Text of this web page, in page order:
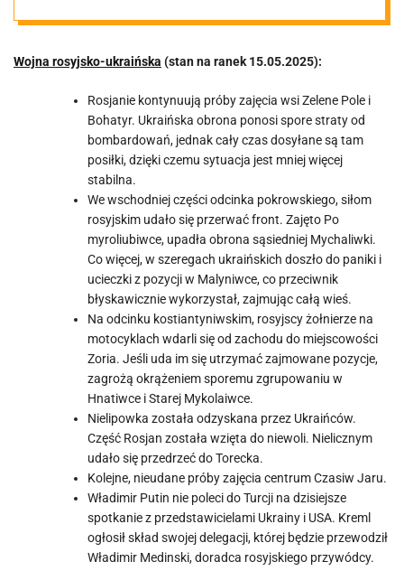
15.05.2025
Wojna rosyjsko-ukraińska (stan na ranek 15.05.2025):
Rosjanie kontynuują próby zajęcia wsi Zelene Pole i
Bohatyr. Ukraińska obrona ponosi spore straty od
bombardowań, jednak cały czas dosyłane są tam
posiłki, dzięki czemu sytuacja jest mniej więcej
stabilna.
We wschodniej części odcinka pokrowskiego, siłom
rosyjskim udało się przerwać front. Zajęto Po
myroliubiwce, upadła obrona sąsiedniej Mychaliwki.
Co więcej, w szeregach ukraińskich doszło do paniki i
ucieczki z pozycji w Malyniwce, co przeciwnik
błyskawicznie wykorzystał, zajmując całą wieś.
Na odcinku kostiantyniwskim, rosyjscy żołnierze na
motocyklach wdarli się od zachodu do miejscowości
Zoria. Jeśli uda im się utrzymać zajmowane pozycje,
zagrożą okrążeniem sporemu zgrupowaniu w
Hnatiwce i Starej Mykolaiwce.
Nielipowka została odzyskana przez Ukraińców.
Część Rosjan została wzięta do niewoli. Nielicznym
udało się przedrzeć do Torecka.
Kolejne, nieudane próby zajęcia centrum Czasiw Jaru.
Władimir Putin nie poleci do Turcji na dzisiejsze
spotkanie z przedstawicielami Ukrainy i USA. Kreml
ogłosił skład swojej delegacji, której będzie przewodził
Władimir Medinski, doradca rosyjskiego przywódcy.